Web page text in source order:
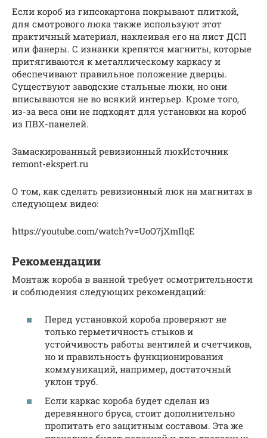
Если короб из гипсокартона покрывают плиткой,
для смотрового люка также используют этот
практичный материал, наклеивая его на лист ДСП
или фанеры. С изнанки крепятся магниты, которые
притягиваются к металлическому каркасу и
обеспечивают правильное положение дверцы.
Существуют заводские стальные люки, но они
вписываются не во всякий интерьер. Кроме того,
из-за веса они не подходят для установки на короб
из ПВХ-панелей.
Замаскированный ревизионный люкИсточник
remont-ekspert.ru
О том, как сделать ревизионный люк на магнитах в
следующем видео:
https://youtube.com/watch?v=UoO7jXmIlqE
Рекомендации
Монтаж короба в ванной требует осмотрительности
и соблюдения следующих рекомендаций:
Перед установкой короба проверяют не
только герметичность стыков и
устойчивость работы вентилей и счетчиков,
но и правильность функционирования
коммуникаций, например, достаточный
уклон труб.
Если каркас короба будет сделан из
деревянного бруса, стоит дополнительно
пропитать его защитным составом. Эта же